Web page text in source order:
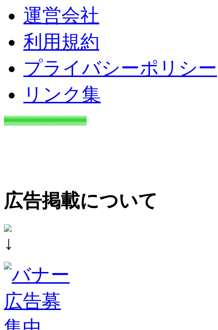
運営会社
利用規約
プライバシーポリシー
リンク集
広告掲載について